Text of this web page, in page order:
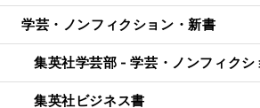
学芸・ノンフィクション・新書
集英社学芸部 - 学芸・ノンフィクシ
集英社ビジネス書